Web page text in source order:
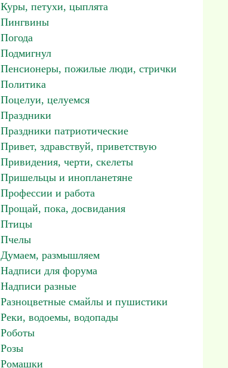
Куры, петухи, цыплята
Пингвины
Погода
Подмигнул
Пенсионеры, пожилые люди, стрички
Политика
Поцелуи, целуемся
Праздники
Праздники патриотические
Привет, здравствуй, приветствую
Привидения, черти, скелеты
Пришельцы и инопланетяне
Профессии и работа
Прощай, пока, досвидания
Птицы
Пчелы
Думаем, размышляем
Надписи для форума
Надписи разные
Разноцветные смайлы и пушистики
Реки, водоемы, водопады
Роботы
Розы
Ромашки